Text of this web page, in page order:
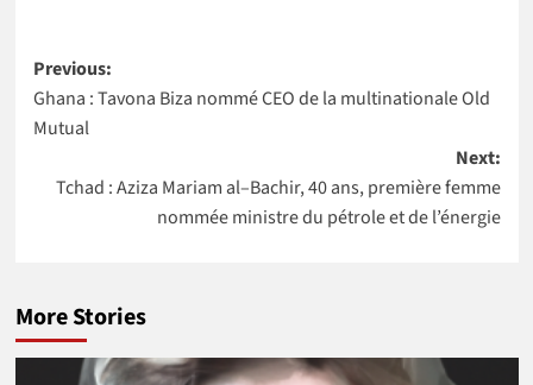
(CIBC) nomme
Kikelomo
Lawal comme
présidente
l’Africa Food
Post
navigation
Previous:
Ghana : Tavona Biza nommé CEO de la multinationale Old
Mutual
Next:
Tchad : Aziza Mariam al–Bachir, 40 ans, première femme
nommée ministre du pétrole et de l’énergie
More Stories